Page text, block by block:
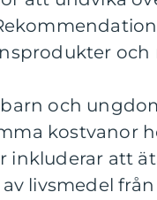
och
och
kostvanor
inkluderar att
livsmedel från